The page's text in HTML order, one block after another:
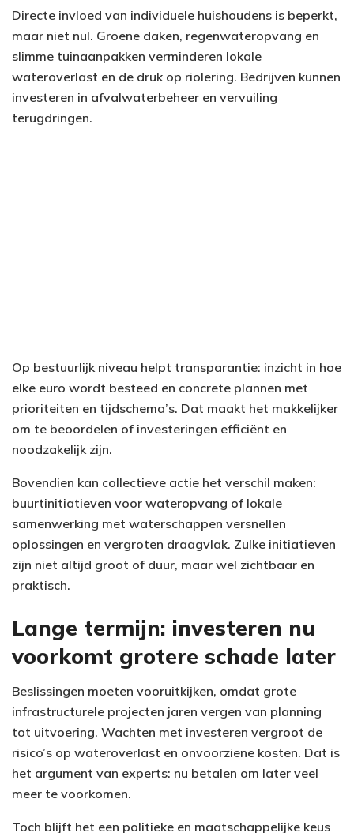
Directe invloed van individuele huishoudens is beperkt,
maar niet nul. Groene daken, regenwateropvang en
slimme tuinaanpakken verminderen lokale
wateroverlast en de druk op riolering. Bedrijven kunnen
investeren in afvalwaterbeheer en vervuiling
terugdringen.
Op bestuurlijk niveau helpt transparantie: inzicht in hoe
elke euro wordt besteed en concrete plannen met
prioriteiten en tijdschema’s. Dat maakt het makkelijker
om te beoordelen of investeringen efficiënt en
noodzakelijk zijn.
Bovendien kan collectieve actie het verschil maken:
buurtinitiatieven voor wateropvang of lokale
samenwerking met waterschappen versnellen
oplossingen en vergroten draagvlak. Zulke initiatieven
zijn niet altijd groot of duur, maar wel zichtbaar en
praktisch.
Lange termijn: investeren nu
voorkomt grotere schade later
Beslissingen moeten vooruitkijken, omdat grote
infrastructurele projecten jaren vergen van planning
tot uitvoering. Wachten met investeren vergroot de
risico’s op wateroverlast en onvoorziene kosten. Dat is
het argument van experts: nu betalen om later veel
meer te voorkomen.
Toch blijft het een politieke en maatschappelijke keus